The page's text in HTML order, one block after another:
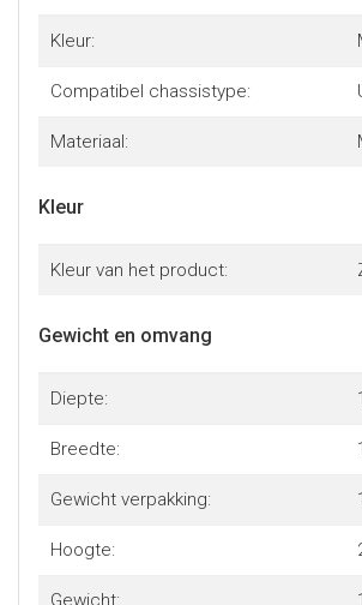
Kleur:
Compatibel chassistype:
Materiaal:
Kleur
Kleur van het product:
Gewicht en omvang
Diepte:
Breedte:
Gewicht verpakking:
Hoogte: